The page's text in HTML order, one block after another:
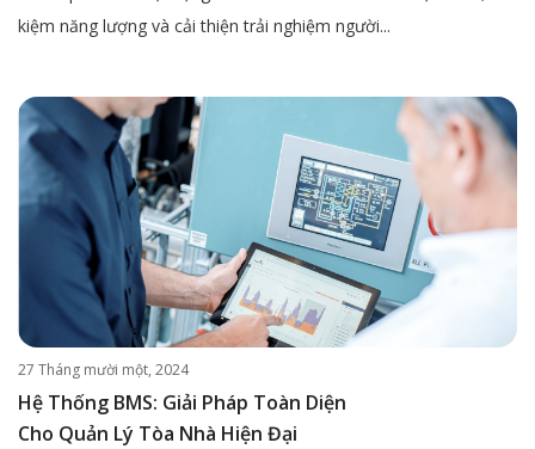
kiệm năng lượng và cải thiện trải nghiệm người...
27 Tháng mười một, 2024
Hệ Thống BMS: Giải Pháp Toàn Diện
Cho Quản Lý Tòa Nhà Hiện Đại